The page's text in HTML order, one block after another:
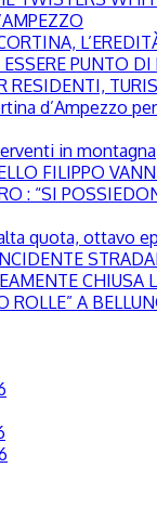
ESSERE PUNTO
RESIDENTI,
d’Ampezzo
in montagna
FILIPPO
: “SI
quota, ottavo
CHIUSA
ROLLE” A